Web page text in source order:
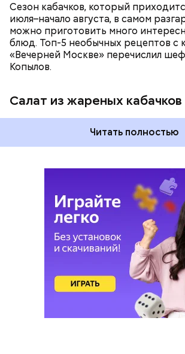
Сезон кабачков, который
июля–начало августа, в самом
можно приготовить много
блюд. Топ-5 необычных рецептов с
«Вечерней Москве» перечислил
Копылов.
Салат из жареных кабачков
Читать полностью